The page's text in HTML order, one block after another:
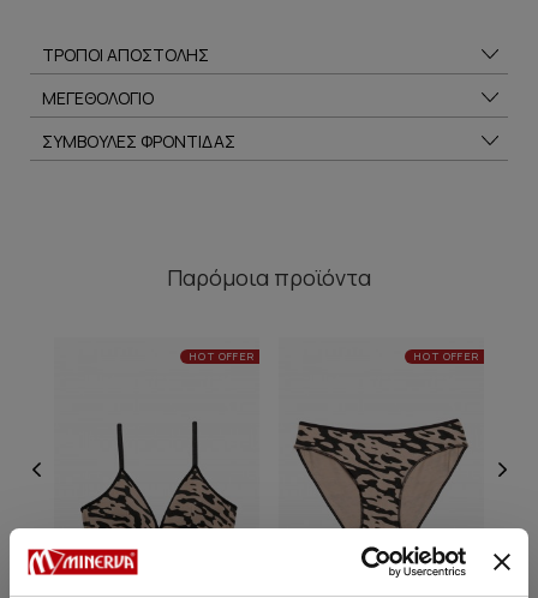
ΤΡΟΠΟΙ ΑΠΟΣΤΟΛΗΣ
ΜΕΓΕΘΟΛΟΓΙΟ
ΣΥΜΒΟΥΛΕΣ ΦΡΟΝΤΙΔΑΣ
Παρόμοια προϊόντα
HOT OFFER HOT OFFER